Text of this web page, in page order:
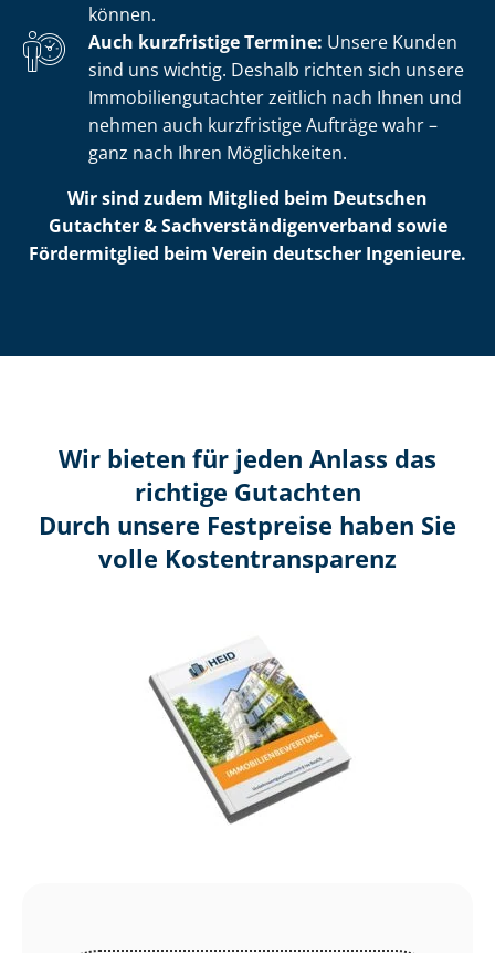
können.
Auch kurzfristige Termine: Unsere Kunden
sind uns wichtig. Deshalb richten sich unsere
Im­mo­bi­li­en­gut­ach­ter zeitlich nach Ihnen und
nehmen auch kurzfristige Aufträge wahr –
ganz nach Ihren Möglichkeiten.
Wir sind zudem Mitglied beim Deutschen
Gutachter & Sach­ver­stän­di­gen­ver­band sowie
Fördermitglied beim Verein deutscher Ingenieure.
Wir bieten für jeden Anlass das
richtige Gutachten
Durch unsere Festpreise haben Sie
volle Kosten­transparenz